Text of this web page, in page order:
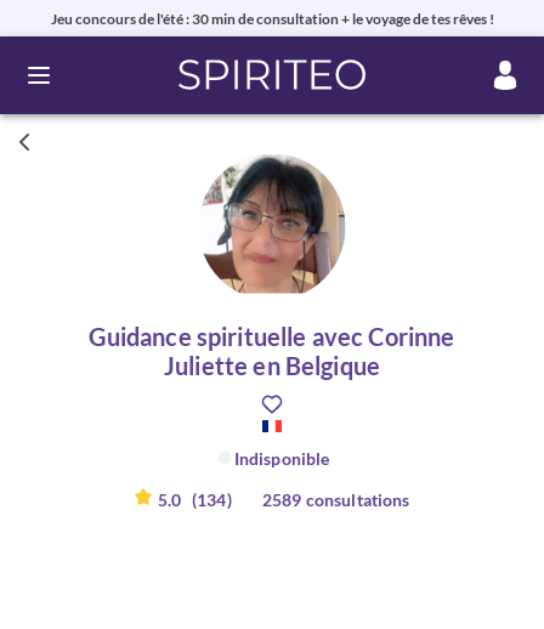
Jeu concours de l'été : 30 min de consultation + le voyage de tes rêves !
Ouvrir le menu
Guidance spirituelle avec Corinne
Juliette en Belgique
Indisponible
5.0 (134) 2589 consultations